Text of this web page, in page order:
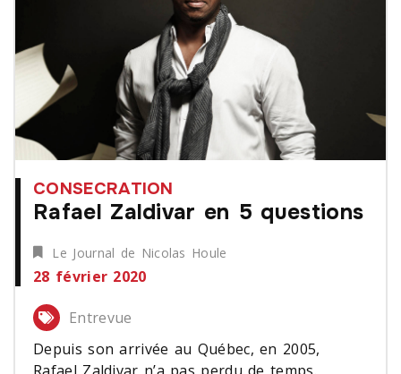
CONSECRATION
Rafael Zaldivar en 5 questions
Le Journal de Nicolas Houle
28 février 2020
Entrevue
Depuis son arrivée au Québec, en 2005,